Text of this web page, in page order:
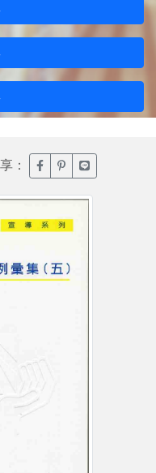
： 臉書分享(另開新視窗)
噗浪分享(另開新
Line分享(另